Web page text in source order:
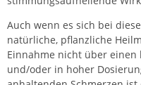
Auch wenn es sich bei
natürliche, pflanzliche
Einnahme nicht über einen
und/oder in hoher